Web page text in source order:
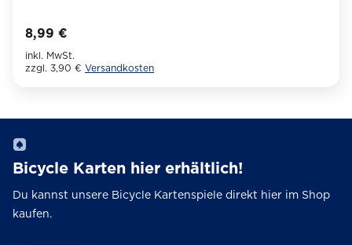
8,99 €
inkl. MwSt.
zzgl. 3,90 € Versandkosten
weist
mehrere
auf.
Die
Optionen
Bicycle Karten hier erhältlich!
Du kannst unsere Bicycle Kartenspiele direkt hier im Shop
kaufen.